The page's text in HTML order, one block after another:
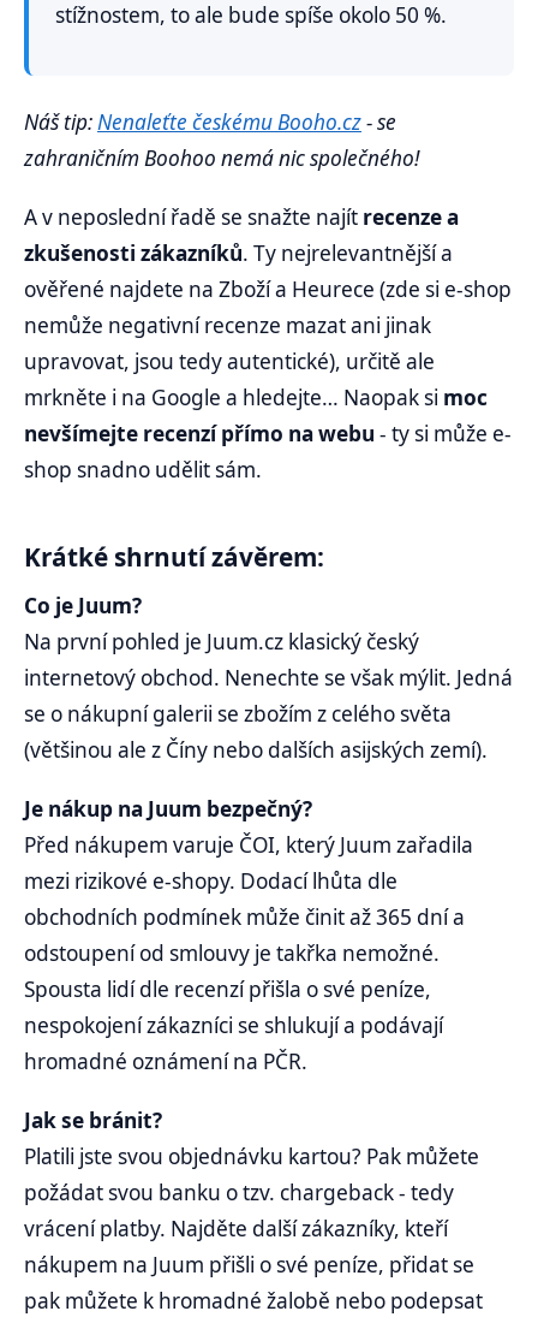
stížnostem, to ale bude spíše okolo 50 %.
Náš tip:Nenaleťte českému Booho.cz- se
zahraničním Boohoo nemá nic společného!
A v neposlední řadě se snažte najít recenze a
zkušenosti zákazníků. Ty nejrelevantnější a
ověřené najdete na Zboží a Heurece (zde si e-shop
nemůže negativní recenze mazat ani jinak
upravovat, jsou tedy autentické), určitě ale
mrkněte i na Google a hledejte… Naopak si moc
nevšímejte recenzí přímo na webu - ty si může e-
shop snadno udělit sám.
Krátké shrnutí závěrem:
Co je Juum?
Na první pohled je Juum.cz klasický český
internetový obchod. Nenechte se však mýlit. Jedná
se o nákupní galerii se zbožím z celého světa
(většinou ale z Číny nebo dalších asijských zemí).
Je nákup na Juum bezpečný?
Před nákupem varuje ČOI, který Juum zařadila
mezi rizikové e-shopy. Dodací lhůta dle
obchodních podmínek může činit až 365 dní a
odstoupení od smlouvy je takřka nemožné.
Spousta lidí dle recenzí přišla o své peníze,
nespokojení zákazníci se shlukují a podávají
hromadné oznámení na PČR.
Jak se bránit?
Platili jste svou objednávku kartou? Pak můžete
požádat svou banku o tzv. chargeback - tedy
vrácení platby. Najděte další zákazníky, kteří
nákupem na Juum přišli o své peníze, přidat se
pak můžete k hromadné žalobě nebo podepsat